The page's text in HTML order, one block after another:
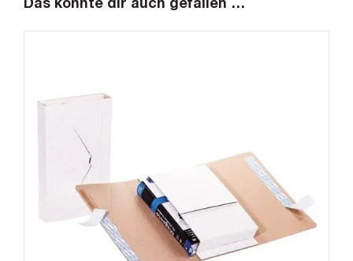
Das könnte dir auch gefallen …